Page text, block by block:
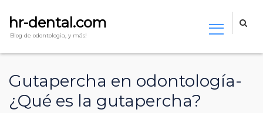
hr-dental.com
Blog de odontologia, y más!
Gutapercha en odontología-
¿Qué es la gutapercha?